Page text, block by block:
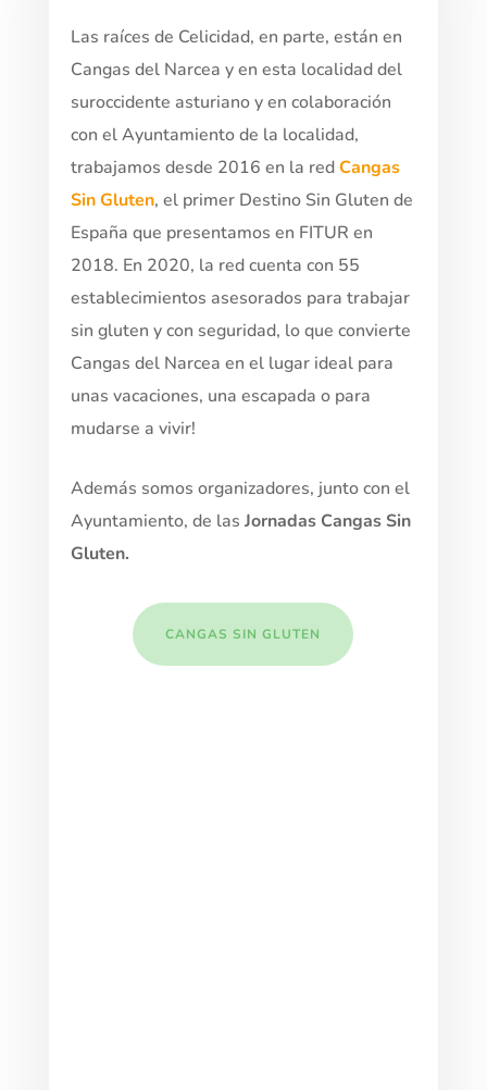
Las raíces de Celicidad, en parte, están en
Cangas del Narcea y en esta localidad del
suroccidente asturiano y en colaboración
con el Ayuntamiento de la localidad,
trabajamos desde 2016 en la redCangas
Sin Gluten, el primer Destino Sin Gluten de
España que presentamos en FITUR en
2018. En 2020, la red cuenta con 55
establecimientos asesorados para trabajar
sin gluten y con seguridad, lo que convierte
Cangas del Narcea en el lugar ideal para
unas vacaciones, una escapada o para
mudarse a vivir!
Además somos organizadores, junto con el
Ayuntamiento, de las Jornadas Cangas Sin
Gluten.
CANGAS SIN GLUTEN